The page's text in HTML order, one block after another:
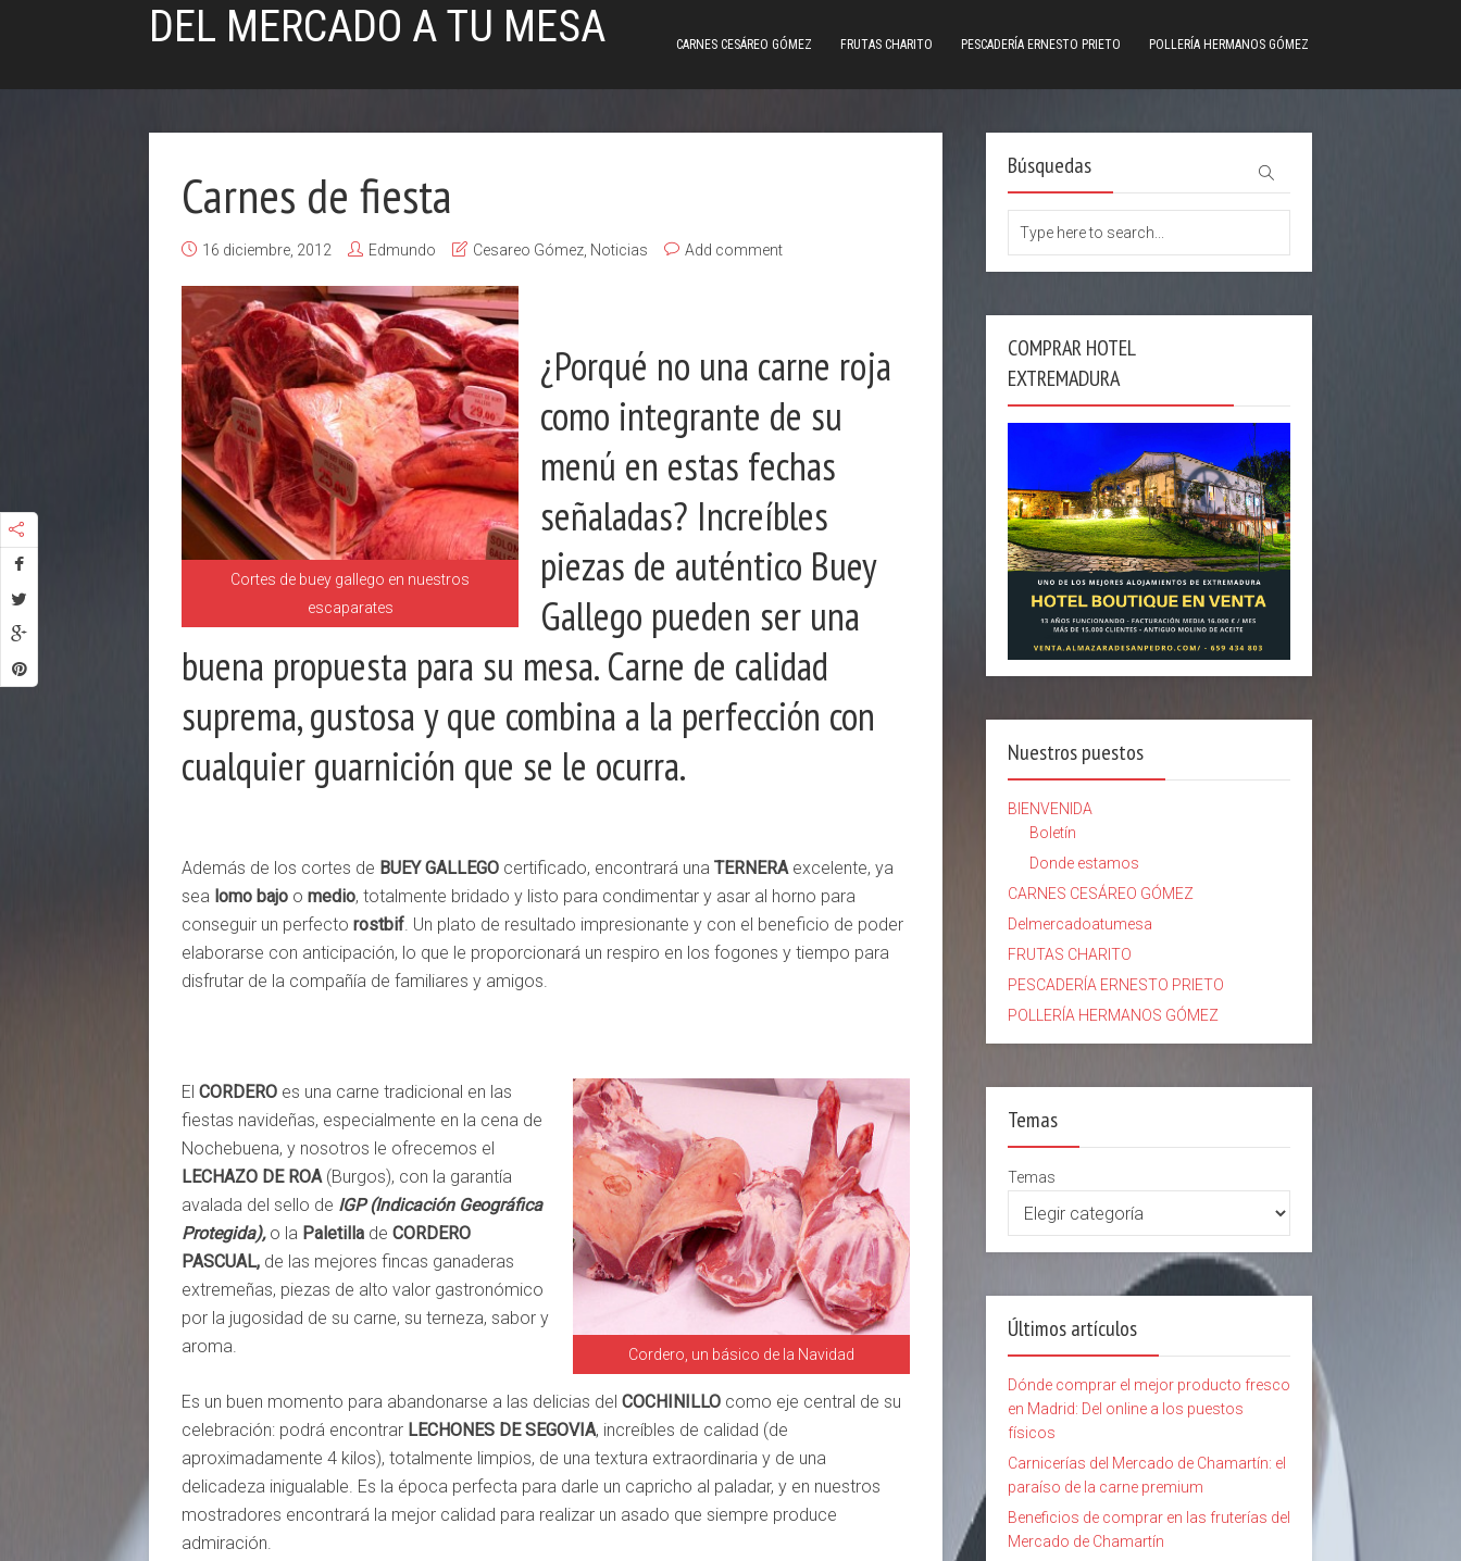
DEL MERCADO A TU MESA CARNES CESÁREO GÓMEZ FRUTAS CHARITO PESCADERÍA ERNESTO PRIETO POLLERÍA HERMANOS GÓMEZ
Carnes de fiesta
16 diciembre, 2012 Edmundo Cesareo Gómez Noticias Add comment
Cortes de buey gallego en nuestros
escaparates
¿Porqué no una carne roja
como integrante de su
menú en estas fechas
señaladas? Increíbles
piezas de auténtico Buey
Gallego pueden ser una
buena propuesta para su mesa. Carne de calidad
suprema, gustosa y que combina a la perfección con
cualquier guarnición que se le ocurra.
Además de los cortes de BUEY GALLEGO certificado, encontrará una TERNERAexcelente, ya
sea lomo bajo o medio, totalmente bridado y listo para condimentar y asar al horno para
conseguir un perfecto rostbif. Un plato de resultado impresionante y con el beneficio de poder
elaborarse con anticipación, lo que le proporcionará un respiro en los fogones y tiempo para
disfrutar de la compañía de familiares y amigos.
Cordero, un básico de la Navidad
El CORDERO es una carne tradicional en las
fiestas navideñas, especialmente en la cena de
Nochebuena, y nosotros le ofrecemos el
LECHAZO DE ROA(Burgos), con la garantía
avalada del sello de IGP (Indicación Geográfica
Protegida),o la Paletilla de CORDERO
PASCUAL, de las mejores fincas ganaderas
extremeñas, piezas de alto valor gastronómico
por la jugosidad de su carne, su terneza, sabor y
aroma.
Es un buen momento para abandonarse a las delicias del COCHINILLO como eje central de su
celebración: podrá encontrar LECHONES DE SEGOVIA, increíbles de calidad (de
aproximadamente 4 kilos), totalmente limpios, de una textura extraordinaria y de una
delicadeza inigualable. Es la época perfecta para darle un capricho al paladar, y en nuestros
mostradores encontrará la mejor calidad para realizar un asado que siempre produce
admiración.
Búsquedas
COMPRAR HOTEL
EXTREMADURA
Nuestros puestos
BIENVENIDA
Boletín
Donde estamos
CARNES CESÁREO GÓMEZ
Delmercadoatumesa
FRUTAS CHARITO
PESCADERÍA ERNESTO PRIETO
POLLERÍA HERMANOS GÓMEZ
Temas
Temas
Últimos artículos
Dónde comprar el mejor producto fresco
en Madrid: Del online a los puestos
físicos
Carnicerías del Mercado de Chamartín: el
paraíso de la carne premium
Beneficios de comprar en las fruterías del
Mercado de Chamartín